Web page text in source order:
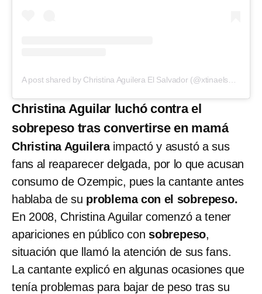
Christina Aguilar luchó contra el
sobrepeso tras convertirse en mamá
Christina Aguileraimpactó y asustó a sus
fans al reaparecer delgada, por lo que acusan
consumo de Ozempic, pues la cantante antes
hablaba de su problema con el sobrepeso.
En 2008, Christina Aguilar comenzó a tener
apariciones en público con sobrepeso,
situación que llamó la atención de sus fans.
La cantante explicó en algunas ocasiones que
tenía problemas para bajar de peso tras su